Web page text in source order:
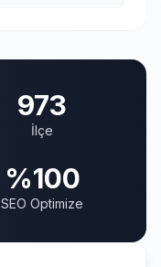
973
İlçe
%100
SEO Optimize